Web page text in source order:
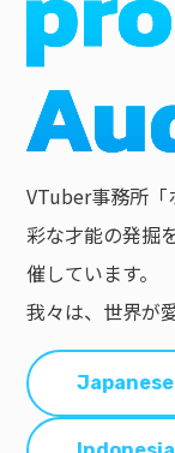
VTuber事務所「
彩な才能の発掘
催しています。
我々は、世界が